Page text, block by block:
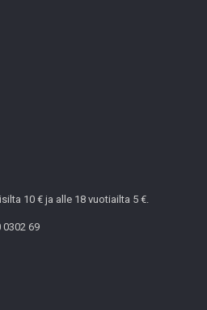
10 € ja alle 18 vuotiailta 5 €.
0302 69